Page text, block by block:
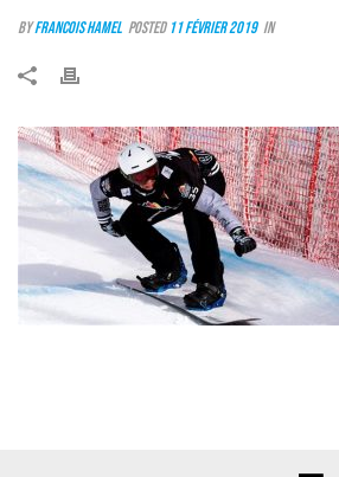
ByFrancois Hamel Posted11 février 2019 In